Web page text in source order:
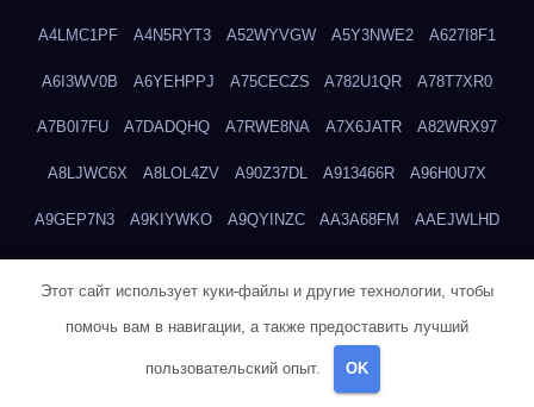
A4LMC1PF A4N5RYT3 A52WYVGW A5Y3NWE2 A627I8F1
A6I3WV0B A6YEHPPJ A75CECZS A782U1QR A78T7XR0
A7B0I7FU A7DADQHQ A7RWE8NA A7X6JATR A82WRX97
A8LJWC6X A8LOL4ZV A90Z37DL A913466R A96H0U7X
A9GEP7N3 A9KIYWKO A9QYINZC AA3A68FM AAEJWLHD
ADMVWTS8 ADOE3V3Y
Этот сайт использует куки-файлы и другие технологии, чтобы
помочь вам в навигации, а также предоставить лучший
пользовательский опыт. OK